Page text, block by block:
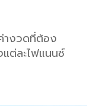
างวดที่ต้อง
แต่ละไฟแนนซ์